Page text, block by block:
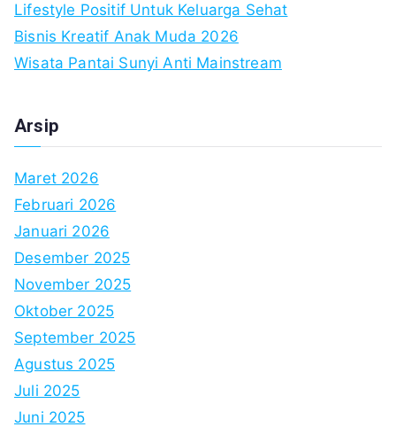
Lifestyle Positif Untuk Keluarga Sehat
Bisnis Kreatif Anak Muda 2026
Wisata Pantai Sunyi Anti Mainstream
Arsip
Maret 2026
Februari 2026
Januari 2026
Desember 2025
November 2025
Oktober 2025
September 2025
Agustus 2025
Juli 2025
Juni 2025